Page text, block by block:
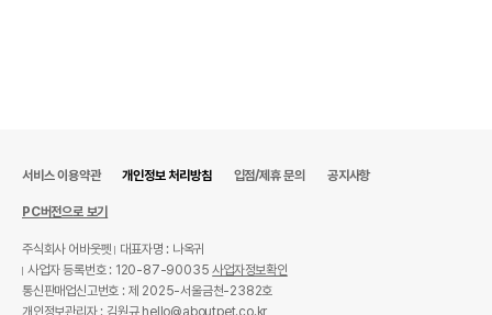
서비스 이용약관 개인정보 처리방침 입점/제휴 문의 공지사항
PC버전으로 보기
주식회사 어바웃펫
대표자명 : 나옥귀
사업자 등록번호 : 120-87-90035사업자정보확인
통신판매업신고번호 : 제 2025-서울금천-2382호
개인정보관리자 : 김원규 hello@aboutpet.co.kr